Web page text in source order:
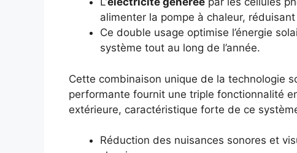
alimenter la pompe à chaleur,
Ce double usage optimise l’énergie
système tout au long de l’année.
Cette combinaison unique de la technologie
performante fournit une triple fonctionnalité
extérieure, caractéristique forte de ce
Réduction des nuisances sonores et